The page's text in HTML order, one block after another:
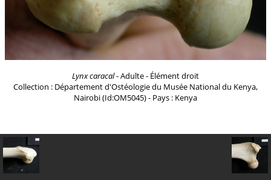
Lynx caracal- Adulte - Élément droit
Collection : Département d'Ostéologie du Musée National du Kenya,
Nairobi (Id:OM5045) - Pays : Kenya